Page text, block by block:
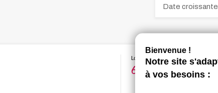
Date croissante
Louer
616€